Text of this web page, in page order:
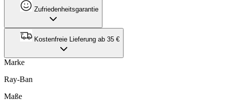
Zufriedenheitsgarantie
Kostenfreie Lieferung ab 35 €
Marke
Ray-Ban
Maße